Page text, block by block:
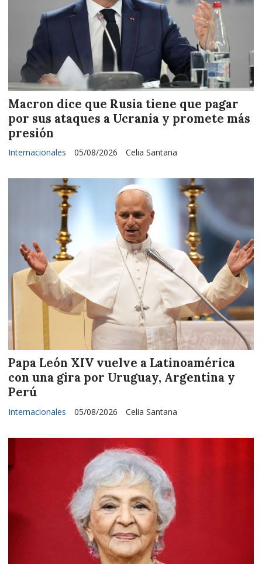
Macron dice que Rusia tiene que pagar
por sus ataques a Ucrania y promete más
presión
Celia Santana
Internacionales 05/08/2026
Papa León XIV vuelve a Latinoamérica
con una gira por Uruguay, Argentina y
Perú
Celia Santana
Internacionales 05/08/2026